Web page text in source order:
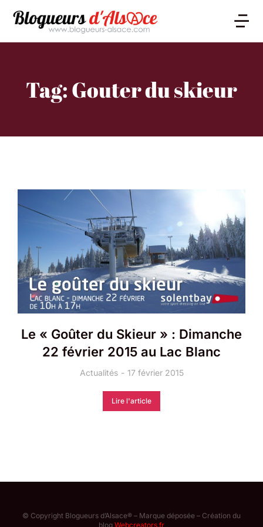
Tag: Gouter du skieur
Le « Goûter du Skieur » : Dimanche
22 février 2015 au Lac Blanc
Actualités 17 février 2015
Lire l'article
© Copyright Blogueurs d’Alsace® – Marque déposée – Création du
blog Webcreators.fr